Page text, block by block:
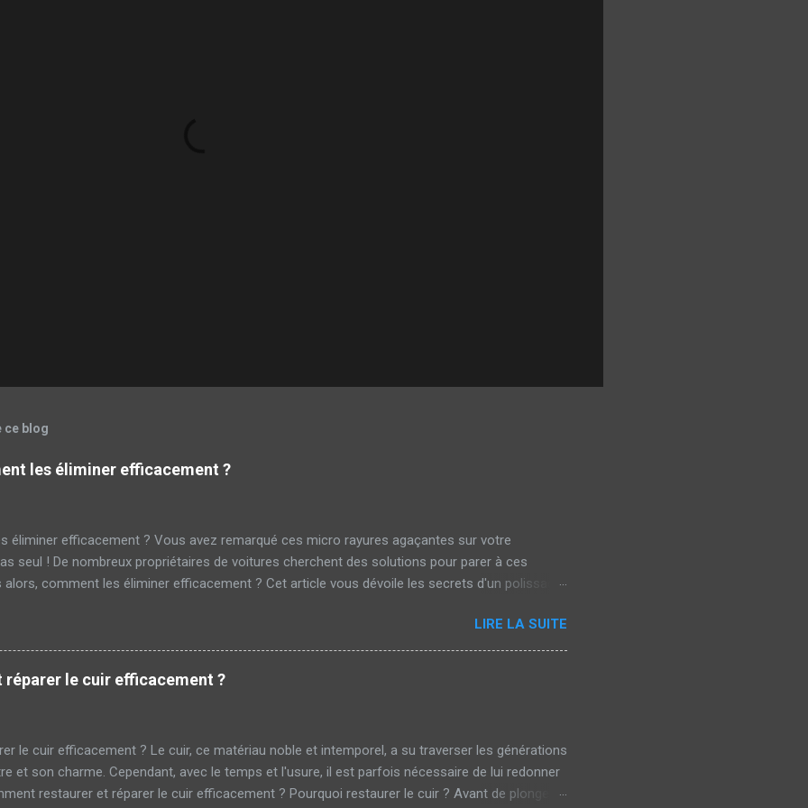
ce blog
les éliminer efficacement ?
éliminer efficacement ? Vous avez remarqué ces micro rayures agaçantes sur votre
seul ! De nombreux propriétaires de voitures cherchent des solutions pour parer à ces
comment les éliminer efficacement ? Cet article vous dévoile les secrets d'un polissage
véhicules . Elles sont causées par des actions courantes telles que le lavage manuel avec un
brosses automatiques des stations de lavage. Bien que discrètes, elles ternissent l'éclat de
et la valeur Pour beaucoup, ces micro rayures représentent un défaut esthétique
lustrée et sans défaut attire immédiatement l'œil. Inversement, une carrosserie marquée peut
LIRE LA SUITE
le cuir efficacement ?
le cuir efficacement ? Le cuir, ce matériau noble et intemporel, a su traverser les générations
et son charme. Cependant, avec le temps et l'usure, il est parfois nécessaire de lui redonner
restaurer et réparer le cuir efficacement ? Pourquoi restaurer le cuir ? Avant de plonger